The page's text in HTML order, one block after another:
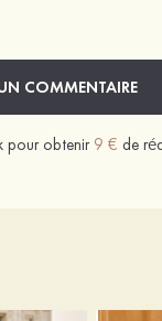
COMMENTAIRE
pour obtenir 9 € de